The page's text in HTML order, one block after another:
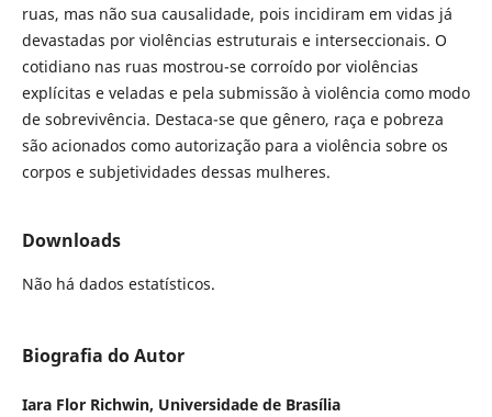
ruas, mas não sua causalidade, pois incidiram em vidas já
devastadas por violências estruturais e interseccionais. O
cotidiano nas ruas mostrou-se corroído por violências
explícitas e veladas e pela submissão à violência como modo
de sobrevivência. Destaca-se que gênero, raça e pobreza
são acionados como autorização para a violência sobre os
corpos e subjetividades dessas mulheres.
Downloads
Não há dados estatísticos.
Biografia do Autor
Iara Flor Richwin, Universidade de Brasília